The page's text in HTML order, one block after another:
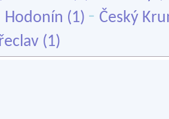
Hodonín (1) - Český
(1)